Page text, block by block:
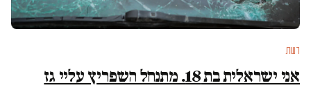
דעות
אני ישראלית בת 18. מתנחל השפריץ עליי גז